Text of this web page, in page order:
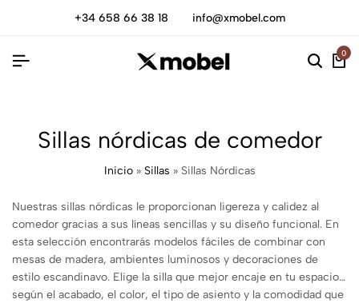
+34 658 66 38 18 info@xmobel.com
0
Sillas nórdicas de comedor
Inicio» Sillas » Sillas Nórdicas
Nuestras sillas nórdicas le proporcionan ligereza y calidez al
comedor gracias a sus líneas sencillas y su diseño funcional. En
esta selección encontrarás modelos fáciles de combinar con
mesas de madera, ambientes luminosos y decoraciones de
estilo escandinavo. Elige la silla que mejor encaje en tu espacio
según el acabado, el color, el tipo de asiento y la comodidad que